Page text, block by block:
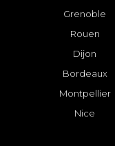
Grenoble
Rouen
Dijon
Bordeaux
Montpellier
Nice